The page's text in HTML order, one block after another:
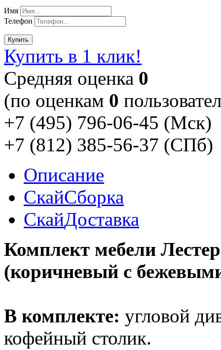
Имя
Телефон
Купить
Купить в 1 клик!
Cредняя оценка 0
(по оценкам 0
+7 (495) 796-06-45 (Мск)
+7 (812) 385-56-37 (СПб)
Описание
СкайСборка
СкайДоставка
Комплект мебели
(коричневый с
В комплекте: угловой
кофейный столик.